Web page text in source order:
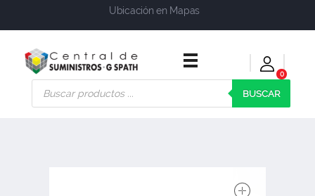
Ubicación en Mapas
Central de Suministros Gspath
Suministros y soluciones integrales para su empresa o negocio
0
BUSCAR